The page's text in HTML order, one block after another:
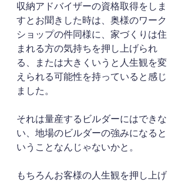
収納アドバイザーの資格取得をしま
すとお聞きした時は、奥様のワーク
ショップの件同様に、家づくりは住
まれる方の気持ちを押し上げられ
る、または大きくいうと人生観を変
えられる可能性を持っていると感じ
ました。
それは量産するビルダーにはできな
い、地場のビルダーの強みになると
いうことなんじゃないかと。
もちろんお客様の人生観を押し上げ